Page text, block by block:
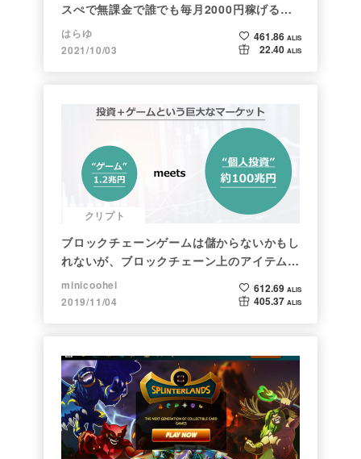
スぺで無課金で誰でも毎月2000円稼げる時
代がきた
はらゆ
2021/10/03
461.86 ALIS
22.40 ALIS
クリプト
ブロックチェーンゲームは儲からないかもし
れないが、ブロックチェーン上のアイテムは
新しい形の投資になる。(読了:５分)
minicoohei
2019/11/04
612.69 ALIS
405.37 ALIS